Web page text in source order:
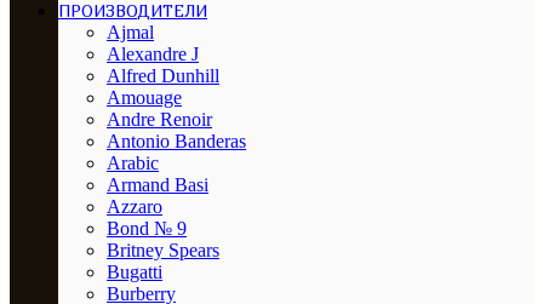
ПРОИЗВОДИТЕЛИ
Ajmal
Alexandre J
Alfred Dunhill
Amouage
Andre Renoir
Antonio Banderas
Arabic
Armand Basi
Azzaro
Bond № 9
Britney Spears
Bugatti
Burberry